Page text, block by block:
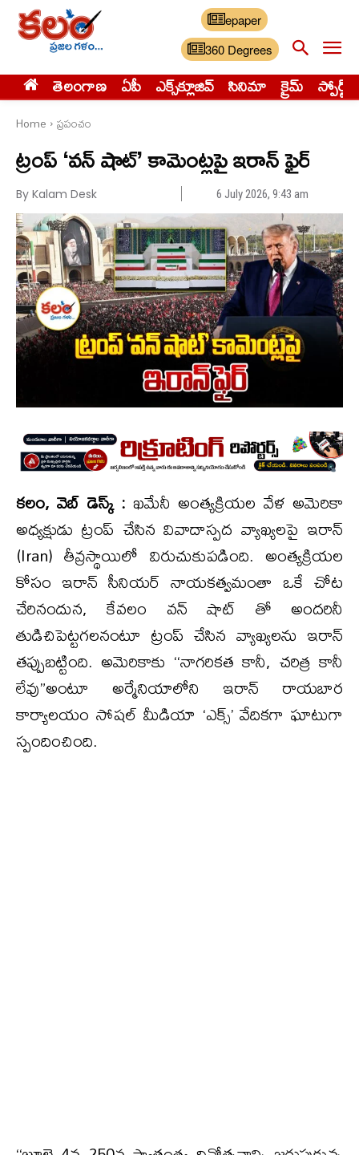
epaper
360 Degrees
తెలంగాణ ఏపీ ఎక్స్‌క్లూజివ్‌ సినిమా క్రైమ్ స్పోర్ట్స్
Home ప్రపంచం
ట్రంప్ ‘వన్ షాట్’ కామెంట్లపై ఇరాన్ ఫైర్
By Kalam Desk 6 July 2026, 9:43 am
కలం, వెబ్ డెస్క్ : ఖమేనీ అంత్యక్రియల వేళ అమెరికా
అధ్యక్షుడు ట్రంప్ చేసిన వివాదాస్పద వ్యాఖ్యలపై ఇరాన్
(Iran) తీవ్రస్థాయిలో విరుచుకుపడింది. అంత్యక్రియల
కోసం ఇరాన్ సీనియర్ నాయకత్వమంతా ఒకే చోట
చేరినందున, కేవలం వన్ షాట్ తో అందరినీ
తుడిచిపెట్టగలనంటూ ట్రంప్ చేసిన వ్యాఖ్యలను ఇరాన్
తప్పుబట్టింది. అమెరికాకు ‘‘నాగరికత కానీ, చరిత్ర కానీ
లేవు”అంటూ అర్మేనియాలోని ఇరాన్ రాయబార
కార్యాలయం సోషల్ మీడియా ‘ఎక్స్’ వేదికగా ఘాటుగా
స్పందించింది.